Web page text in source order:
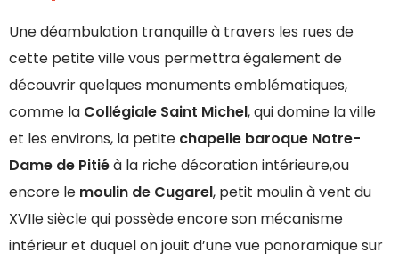
Une déambulation tranquille à travers les rues de
cette petite ville vous permettra également de
découvrir quelques monuments emblématiques,
comme la Collégiale Saint Michel, qui domine la ville
et les environs, la petite chapelle baroque Notre-
Dame de Pitiéà la riche décoration intérieure,ou
encore le moulin de Cugarel, petit moulin à vent du
XVIIe siècle qui possède encore son mécanisme
intérieur et duquel on jouit d’une vue panoramique sur